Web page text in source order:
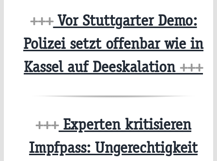
+++Vor Stuttgarter Demo:
Polizei setzt offenbar wie in
Kassel auf Deeskalation +++
+++Experten kritisieren
Impfpass: Ungerechtigkeit